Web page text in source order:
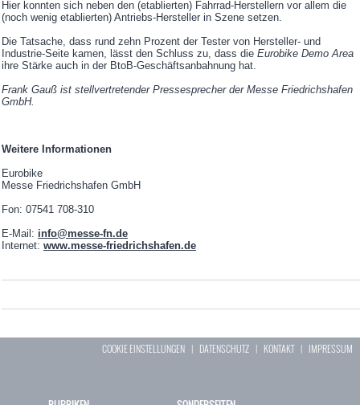
Hier konnten sich neben den (etablierten) Fahrrad-Herstellern vor allem die
(noch wenig etablierten) Antriebs-Hersteller in Szene setzen.
Die Tatsache, dass rund zehn Prozent der Tester von Hersteller- und
Industrie-Seite kamen, lässt den Schluss zu, dass die Eurobike Demo Area
ihre Stärke auch in der BtoB-Geschäftsanbahnung hat.
Frank Gauß ist stellvertretender Pressesprecher der Messe Friedrichshafen
GmbH.
Weitere Informationen
Eurobike
Messe Friedrichshafen GmbH
Fon: 07541 708-310
E-Mail: info@messe-fn.de
Internet: www.messe-friedrichshafen.de
COOKIE EINSTELLUNGEN | DATENSCHUTZ | KONTAKT| IMPRESSUM